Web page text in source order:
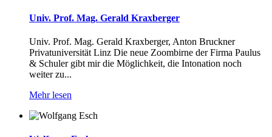
Univ. Prof. Mag. Gerald Kraxberger
Univ. Prof. Mag. Gerald Kraxberger, Anton Bruckner
Privatuniversität Linz Die neue Zoombirne der Firma Paulus
& Schuler gibt mir die Möglichkeit, die Intonation noch
weiter zu...
Mehr lesen